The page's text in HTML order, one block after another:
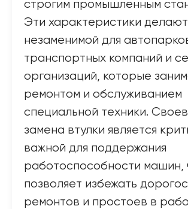
строгим промышленным
Эти характеристики
незаменимой для
транспортных компаний и
организаций, которые
ремонтом и обслуживанием
специальной техники.
замена втулки является
важной для поддержания
работоспособности машин,
позволяет избежать
ремонтов и простоев в